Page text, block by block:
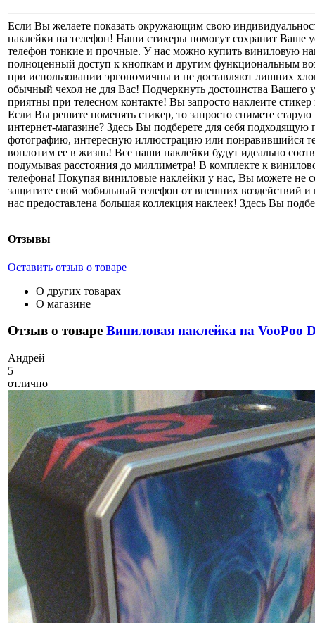
Если Вы желаете показать окружающим свою
наклейки на телефон! Наши стикеры помогут сохранит Ваше
телефон тонкие и прочные. У нас можно купить виниловую
полноценный доступ к кнопкам и другим функциональным
при использовании эргономичны и не доставляют лишних
обычный чехол не для Вас! Подчеркнуть достоинства
приятны при телесном контакте! Вы запросто наклеите
Если Вы решите поменять стикер, то запросто снимете
интернет-магазине? Здесь Вы подберете для себя
фотографию, интересную иллюстрацию или понравившийся
воплотим ее в жизнь! Все наши наклейки будут идеально
подумывая расстояния до миллиметра! В комплекте к
телефона! Покупая виниловые наклейки у нас, Вы можете не
защитите свой мобильный телефон от внешних воздействий
нас предоставлена большая коллекция наклеек! Здесь Вы
Отзывы
Оставить отзыв о товаре
О других товарах
О магазине
Отзыв о товаре Виниловая наклейка на VooPoo
Андрей
5
отлично